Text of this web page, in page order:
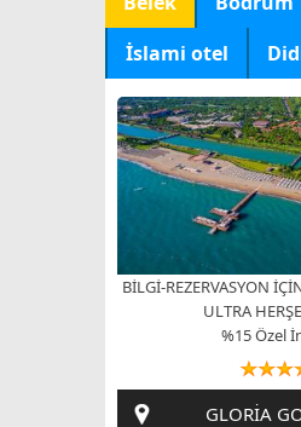
BİLGİ-REZERVASYON
ULTRA
GLORİA